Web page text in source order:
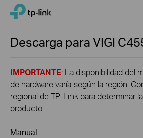
Click
navigation
TP-Link, Reliably Smart
Descarga paraVIGI
IMPORTANTE: La disponibilidad del
de hardware varía según la región.
regional de TP-Link para determinar
producto.
Manual